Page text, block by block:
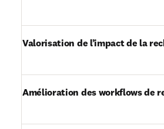
Valorisation de l’impact de la
Amélioration des workflows de